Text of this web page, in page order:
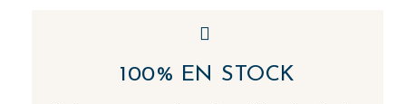
100% EN STOCK